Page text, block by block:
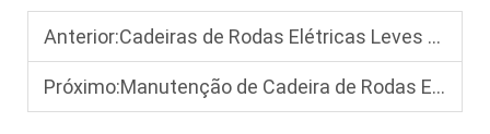
Anterior:Cadeiras de Rodas Elétricas Leves para Idosos: Portáteis e Estáveis, Adequadas para Atividades Diárias
Próximo:Manutenção de Cadeira de Rodas Elétrica: Como Estender a Vida da Bateria e da Cadeira de Rodas